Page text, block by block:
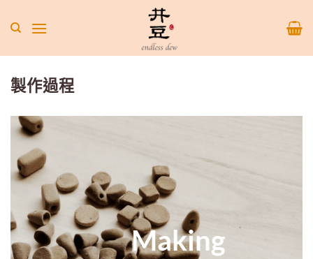
製作過程
Making